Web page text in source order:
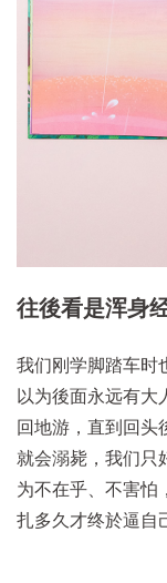
往後看是浑身
我们刚学脚踏车时
以为後面永远有大
回地游，直到回头
就会溺毙，我们只
为不在乎、不害怕
扎多久才终於逼自